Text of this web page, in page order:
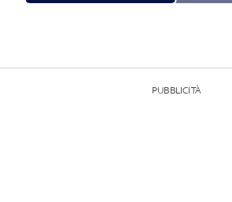
PUBBLICITÀ